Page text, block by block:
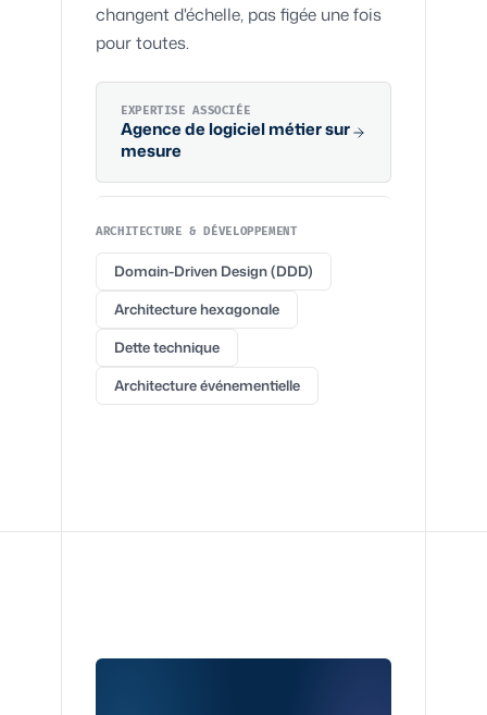
changent d'échelle, pas figée une fois
pour toutes.
EXPERTISE ASSOCIÉE
Agence delogiciel métiersur
mesure
ARCHITECTURE & DÉVELOPPEMENT
Domain-Driven Design (DDD)
Architecture hexagonale
Dette technique
Architecture événementielle